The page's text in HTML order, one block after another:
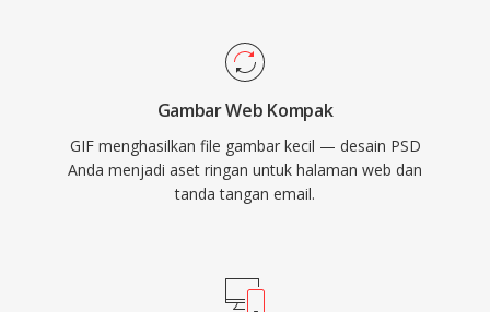
Gambar Web Kompak
GIF menghasilkan file gambar kecil — desain PSD
Anda menjadi aset ringan untuk halaman web dan
tanda tangan email.